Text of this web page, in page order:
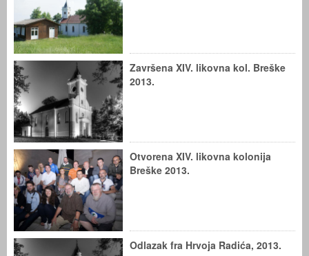
Završena XIV. likovna kol. Breške
2013.
Otvorena XIV. likovna kolonija
Breške 2013.
Odlazak fra Hrvoja Radića, 2013.